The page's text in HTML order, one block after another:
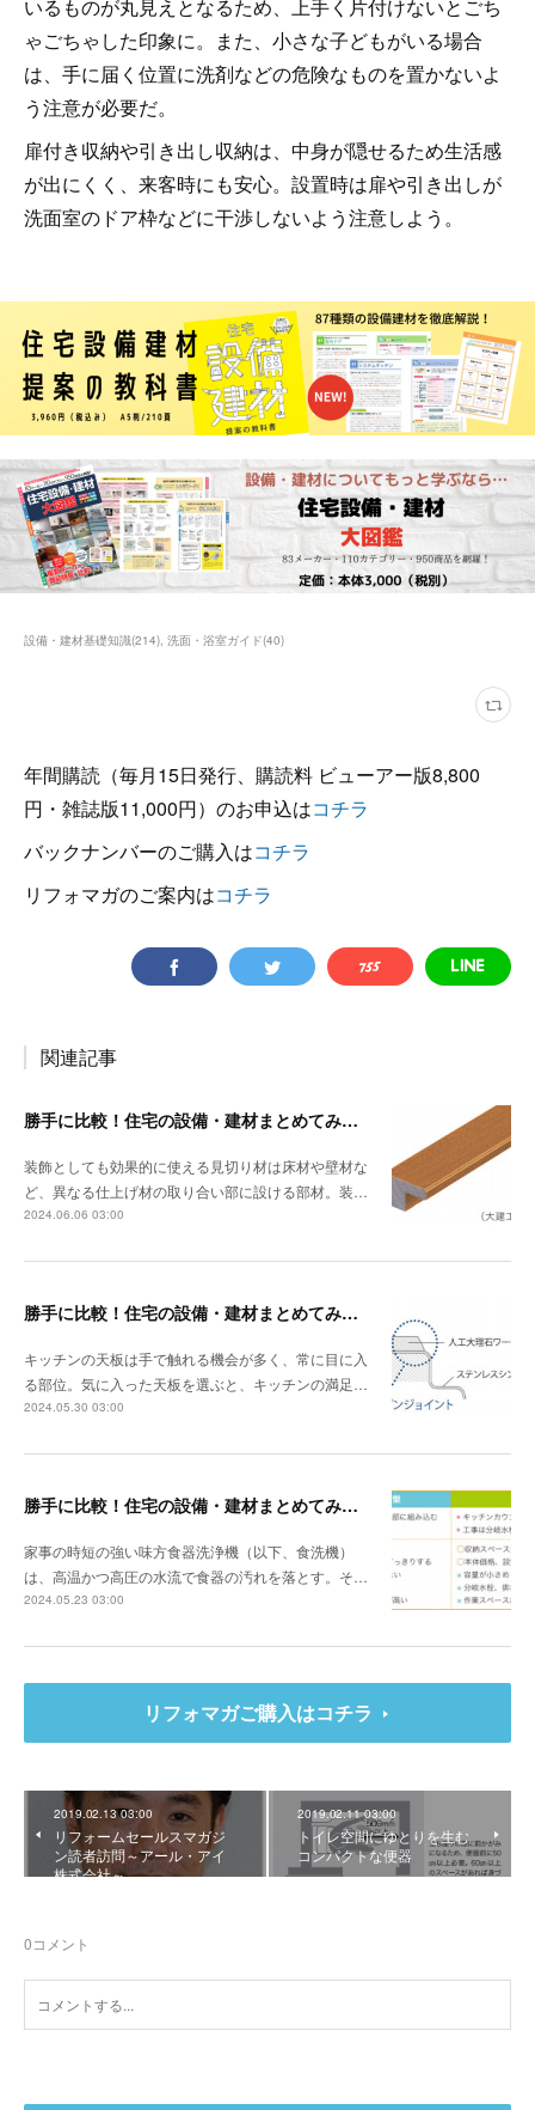
いるものが丸見えとなるため、上手く片付けないとごち
ゃごちゃした印象に。また、小さな子どもがいる場合
は、手に届く位置に洗剤などの危険なものを置かないよ
う注意が必要だ。
扉付き収納や引き出し収納は、中身が隠せるため生活感
が出にくく、来客時にも安心。設置時は扉や引き出しが
洗面室のドア枠などに干渉しないよう注意しよう。
設備・建材基礎知識(214) 洗面・浴室ガイド(40)
年間購読（毎月15日発行、購読料 ビューアー版8,800
円・雑誌版11,000円）のお申込はコチラ
バックナンバーのご購入はコチラ
リフォマガのご案内はコチラ
関連記事
勝手に比較！住宅の設備・建材まとめてみました！～見切り材編
装飾としても効果的に使える見切り材は床材や壁材な
ど、異なる仕上げ材の取り合い部に設ける部材。装…
2024.06.06 03:00
勝手に比較！住宅の設備・建材まとめてみました！～キッチン天板の素材編
キッチンの天板は手で触れる機会が多く、常に目に入
る部位。気に入った天板を選ぶと、キッチンの満足…
2024.05.30 03:00
勝手に比較！住宅の設備・建材まとめてみました！～食器洗浄機編
家事の時短の強い味方食器洗浄機（以下、食洗機）
は、高温かつ高圧の水流で食器の汚れを落とす。そ…
2024.05.23 03:00
リフォマガご購入はコチラ
2019.02.13 03:00
リフォームセールスマガジ
ン読者訪問～アール・アイ
株式会社～
2019.02.11 03:00
トイレ空間にゆとりを生む
コンパクトな便器
0コメント